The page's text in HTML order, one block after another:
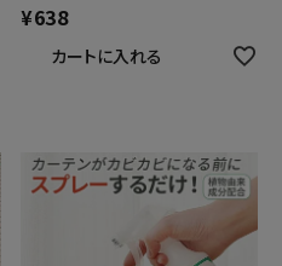
¥638
カートに入れる